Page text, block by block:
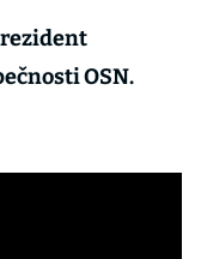
OSN.